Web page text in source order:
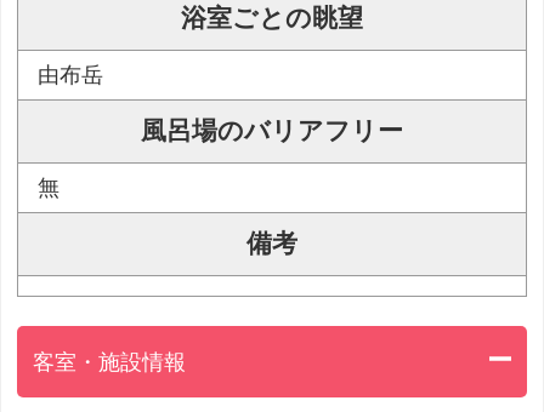
浴室ごとの眺望
由布岳
風呂場のバリアフリー
無
備考
客室・施設情報